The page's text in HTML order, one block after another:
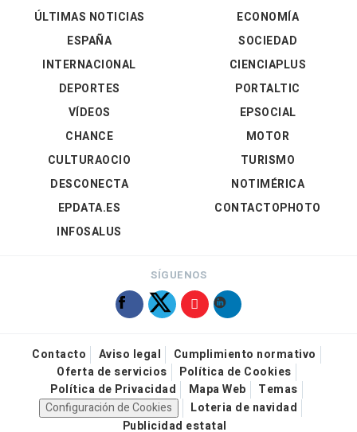
ÚLTIMAS NOTICIAS
ESPAÑA
INTERNACIONAL
DEPORTES
VÍDEOS
ECONOMÍA
SOCIEDAD
CIENCIAPLUS
PORTALTIC
EPSOCIAL
CHANCE
CULTURAOCIO
DESCONECTA
EPDATA.ES
INFOSALUS
MOTOR
TURISMO
NOTIMÉRICA
CONTACTOPHOTO
SÍGUENOS
Contacto Aviso legal
Cumplimiento normativo
Oferta de servicios
Política de Cookies
Política de Privacidad
Mapa Web
Temas
Configuración de Cookies
Loteria de navidad
Publicidad estatal